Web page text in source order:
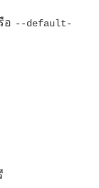
อ --default-